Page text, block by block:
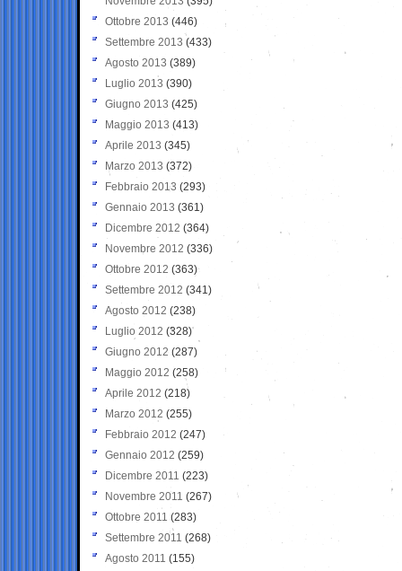
Ottobre 2013 (446)
Settembre 2013 (433)
Agosto 2013 (389)
Luglio 2013 (390)
Giugno 2013 (425)
Maggio 2013 (413)
Aprile 2013 (345)
Marzo 2013 (372)
Febbraio 2013 (293)
Gennaio 2013 (361)
Dicembre 2012 (364)
Novembre 2012 (336)
Ottobre 2012 (363)
Settembre 2012 (341)
Agosto 2012 (238)
Luglio 2012 (328)
Giugno 2012 (287)
Maggio 2012 (258)
Aprile 2012 (218)
Marzo 2012 (255)
Febbraio 2012 (247)
Gennaio 2012 (259)
Dicembre 2011 (223)
Novembre 2011 (267)
Ottobre 2011 (283)
Settembre 2011 (268)
Agosto 2011 (155)